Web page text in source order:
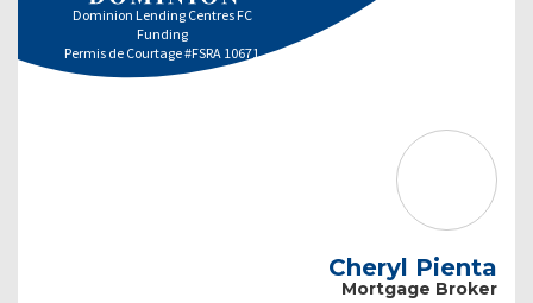
Dominion Lending Centres FC
Funding
Permis de Courtage #FSRA 10671
Cheryl Pienta
Mortgage Broker